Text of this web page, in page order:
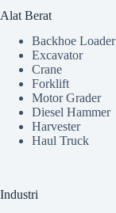
Alat Berat
Backhoe Loader
Excavator
Crane
Forklift
Motor Grader
Diesel Hammer
Harvester
Haul Truck
Industri